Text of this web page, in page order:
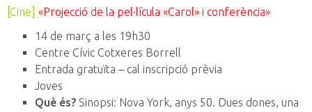
[Cine]
«Projecció de la pel·lícula «Carol» i conferència»
14 de març a les 19h30
Centre Cívic Cotxeres Borrell
Entrada gratuïta – cal inscripció prèvia
Joves
Què és? Sinopsi: Nova York, anys 50. Dues dones, una